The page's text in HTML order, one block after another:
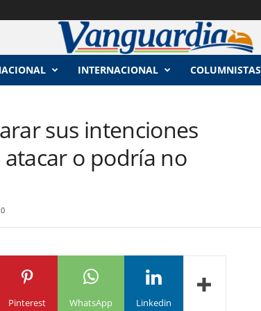
INTERNACIONAL COLUMNISTAS
sus intenciones
o podría no
0
Pinterest WhatsApp Linkedin